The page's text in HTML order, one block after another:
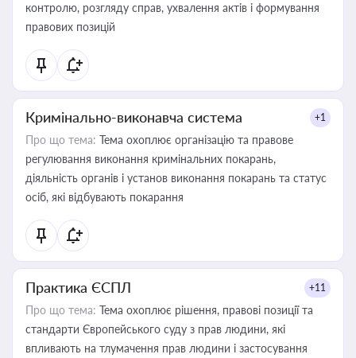
контролю, розгляду справ, ухвалення актів і формування
правових позицій
Кримінально-виконавча система +1
Про що тема: Тема охоплює організацію та правове
регулювання виконання кримінальних покарань,
діяльність органів і установ виконання покарань та статус
осіб, які відбувають покарання
Практика ЄСПЛ +11
Про що тема: Тема охоплює рішення, правові позиції та
стандарти Європейського суду з прав людини, які
впливають на тлумачення прав людини і застосування